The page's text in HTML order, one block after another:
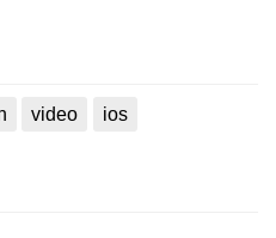
video ios